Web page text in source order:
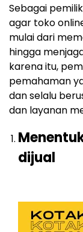
Sebagai
agar toko
mulai dari
hingga
karena itu,
pemahaman
dan selalu
dan layanan
dijual